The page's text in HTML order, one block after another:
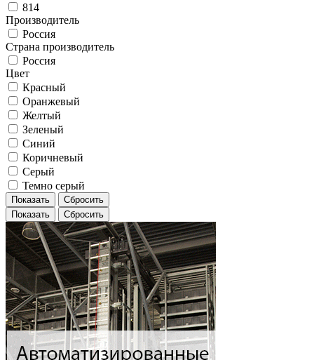
814
Производитель
Россия
Страна производитель
Россия
Цвет
Красный
Оранжевый
Желтый
Зеленый
Синий
Коричневый
Серый
Темно серый
Показать Сбросить